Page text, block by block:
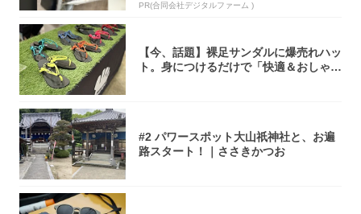
PR(合同会社デジタルファーム )
【今、話題】裸足サンダルに爆売れハッ
ト。身につけるだけで「快適＆おしゃ
#2 パワースポット大山祇神社と、お遍
路スタート！｜ささきかつお